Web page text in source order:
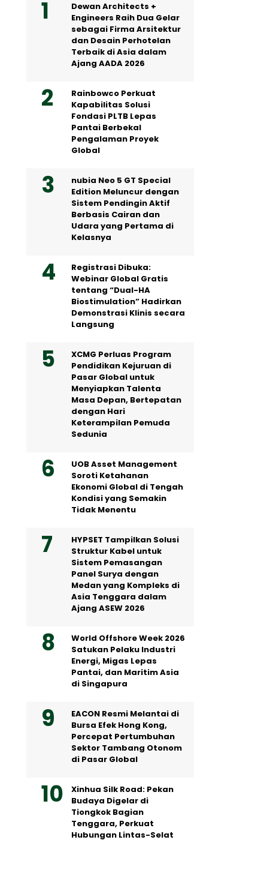
Dewan Architects +
Engineers Raih Dua Gelar
sebagai Firma Arsitektur
dan Desain Perhotelan
Terbaik di Asia dalam
Ajang AADA 2026
Rainbowco Perkuat
Kapabilitas Solusi
Fondasi PLTB Lepas
Pantai Berbekal
Pengalaman Proyek
Global
nubia Neo 5 GT Special
Edition Meluncur dengan
Sistem Pendingin Aktif
Berbasis Cairan dan
Udara yang Pertama di
Kelasnya
Registrasi Dibuka:
Webinar Global Gratis
tentang “Dual-HA
Biostimulation” Hadirkan
Demonstrasi Klinis secara
Langsung
XCMG Perluas Program
Pendidikan Kejuruan di
Pasar Global untuk
Menyiapkan Talenta
Masa Depan, Bertepatan
dengan Hari
Keterampilan Pemuda
Sedunia
UOB Asset Management
Soroti Ketahanan
Ekonomi Global di Tengah
Kondisi yang Semakin
Tidak Menentu
HYPSET Tampilkan Solusi
Struktur Kabel untuk
Sistem Pemasangan
Panel Surya dengan
Medan yang Kompleks di
Asia Tenggara dalam
Ajang ASEW 2026
World Offshore Week 2026
Satukan Pelaku Industri
Energi, Migas Lepas
Pantai, dan Maritim Asia
di Singapura
EACON Resmi Melantai di
Bursa Efek Hong Kong,
Percepat Pertumbuhan
Sektor Tambang Otonom
di Pasar Global
Xinhua Silk Road: Pekan
Budaya Digelar di
Tiongkok Bagian
Tenggara, Perkuat
Hubungan Lintas-Selat